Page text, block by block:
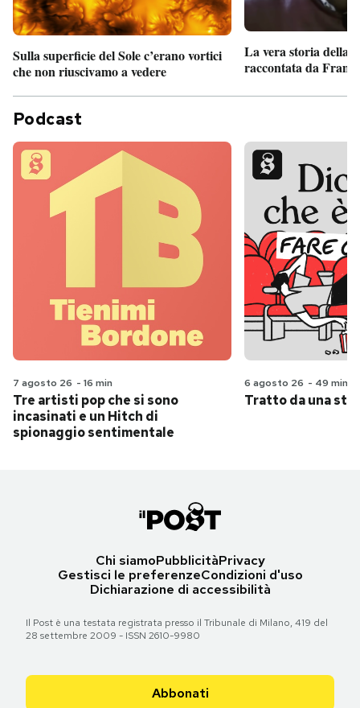
Sulla superficie del Sole c’erano vortici
che non riuscivamo a vedere
La vera storia della
raccontata da
Podcast
7 agosto 26 - 16 min
Tre artisti pop che si sono
incasinati e un Hitch di
spionaggio sentimentale
6 agosto 26 - 49 min
Tratto da una
Chi siamoPubblicitàPrivacy
Gestisci le preferenzeCondizioni d'uso
Dichiarazione di accessibilità
Il Post è una testata registrata presso il Tribunale di Milano, 419 del
28 settembre 2009 - ISSN 2610-9980
Abbonati